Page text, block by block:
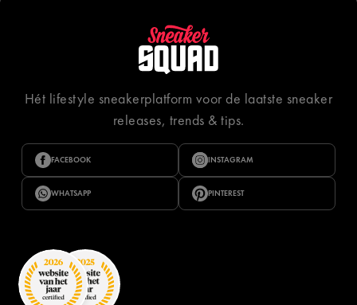
Hét lifestyle sneakerplatform voor de laatste sneaker
releases, trends & tips.
FACEBOOK INSTAGRAM
WHATSAPP PINTEREST